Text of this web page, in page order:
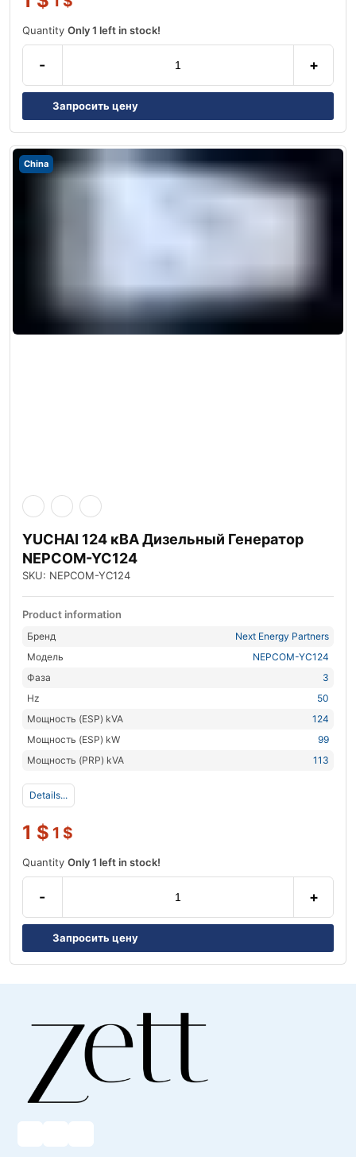
Quantity Only 1 left in stock!
- +
Запросить цену
China
YUCHAI 124 кВА Дизельный Генератор
NEPCOM-YC124
SKU: NEPCOM-YC124
Product information
Бренд
Next Energy Partners
Модель
NEPCOM-YC124
Фаза
3
Hz
50
Мощность (ESP) kVA
124
Мощность (ESP) kW
99
Мощность (PRP) kVA
113
Details...
1 $ 1 $
Quantity Only 1 left in stock!
- +
Запросить цену